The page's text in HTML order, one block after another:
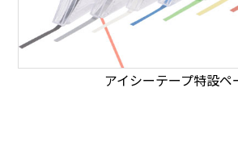
アイシーテープ特設ペ